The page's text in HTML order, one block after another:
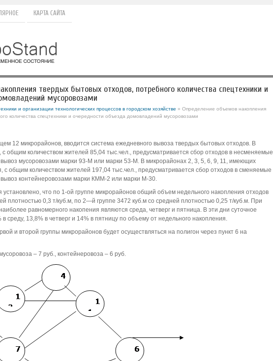
КАРТА САЙТА
твердых бытовых отходов, потребного количества спецтехники и
мусоровозами
и организации технологических процессов в городском хозяйстве » Определение объемов накопления
количества спецтехники и очередности объезда домовладений мусоровозами
12 микрорайонов, вводится система ежедневного вывоза твердых бытовых отходов. В
с общим количеством жителей 85,04 тыс.чел., предусматривается сбор отходов в несменяемые
мусоровозами марки 93-М или марки 53-М. В микрорайонах 2, 3, 5, 6, 9, 11, имеющих
с общим количеством жителей 197,04 тыс.чел., предусматривается сбор отходов в сменяемые
контейнеровозами марки КММ-2 или марки М-30.
установлено, что по 1-ой группе микрорайонов общий объем недельного накопления отходов
плотностью 0,3 т/куб.м, по 2—й группе 3472 куб.м со средней плотностью 0,25 т/куб.м. При
равномерного накопения являются среда, четверг и пятница. В эти дни суточное
среду, 13,8% в четверг и 14% в пятницу по объему от недельного накопления.
и второй группы микрорайонов будет осуществляться на полигон через пункт 6 на
– 7 руб., контейнеровоза – 6 руб.